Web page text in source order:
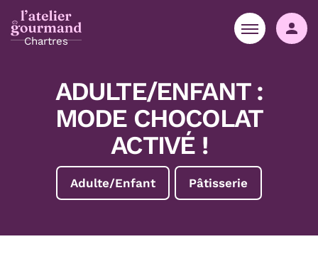
Chartres
ADULTE/ENFANT :
MODE CHOCOLAT
ACTIVÉ !
Adulte/Enfant Pâtisserie